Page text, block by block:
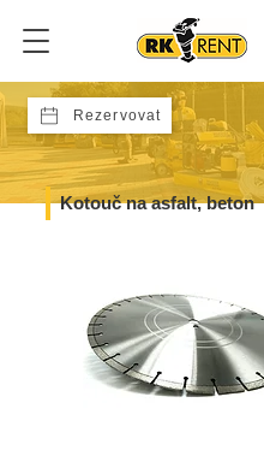
Rezervovat
Kotouč na asfalt, beton